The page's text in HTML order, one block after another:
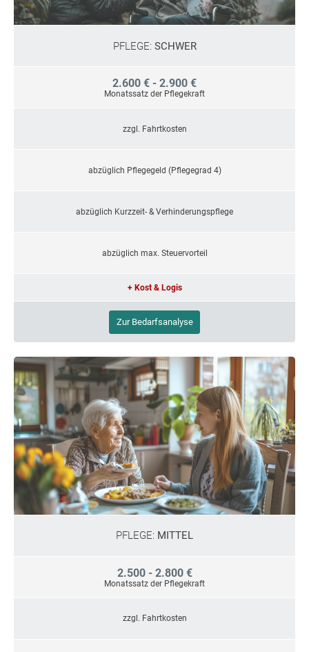
PFLEGE: SCHWER
2.600 € - 2.900 €
Monatssatz der Pflegekraft
zzgl. Fahrtkosten
abzüglich Pflegegeld (Pflegegrad 4)
abzüglich Kurzzeit- & Verhinderungspflege
abzüglich max. Steuervorteil
+ Kost & Logis
Zur Bedarfsanalyse
PFLEGE: MITTEL
2.500 - 2.800 €
Monatssatz der Pflegekraft
zzgl. Fahrtkosten